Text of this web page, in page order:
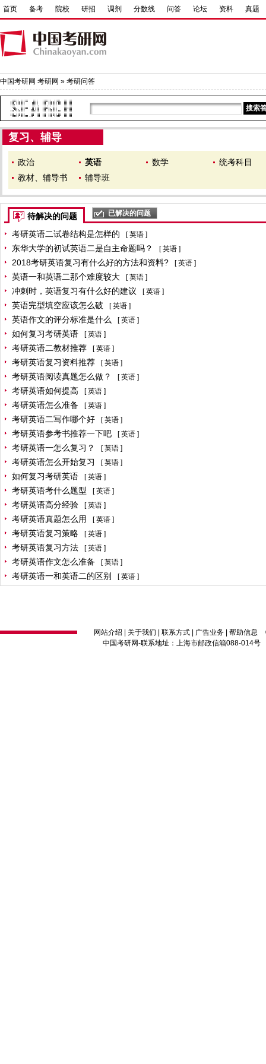
首页 备考 院校 研招 调剂 分数线 问答 论坛 资料 真题
中国考研网 考研网 » 考研问答
复习、辅导
政治 英语 数学
统考科目
教材、辅导书
辅导班
待解决的问题 已解决的问题
考研英语二试卷结构是怎样的 [英语 ]
东华大学的初试英语二是自主命题吗？ [英语 ]
2018考研英语复习有什么好的方法和资料? [英语 ]
英语一和英语二那个难度较大 [英语 ]
冲刺时，英语复习有什么好的建议 [英语 ]
英语完型填空应该怎么破 [英语 ]
英语作文的评分标准是什么 [英语 ]
如何复习考研英语 [英语 ]
考研英语二教材推荐 [英语 ]
考研英语复习资料推荐 [英语 ]
考研英语阅读真题怎么做？ [英语 ]
考研英语如何提高 [英语 ]
考研英语怎么准备 [英语 ]
考研英语二写作哪个好 [英语 ]
考研英语参考书推荐一下吧 [英语 ]
考研英语一怎么复习？ [英语 ]
考研英语怎么开始复习 [英语 ]
如何复习考研英语 [英语 ]
考研英语考什么题型 [英语 ]
考研英语高分经验 [英语 ]
考研英语真题怎么用 [英语 ]
考研英语复习策略 [英语 ]
考研英语复习方法 [英语 ]
考研英语作文怎么准备 [英语 ]
考研英语一和英语二的区别 [英语 ]
网站介绍 关于我们 联系方式 广告业务 帮助信息
中国考研网-联系地址：上海市邮政信箱088-014